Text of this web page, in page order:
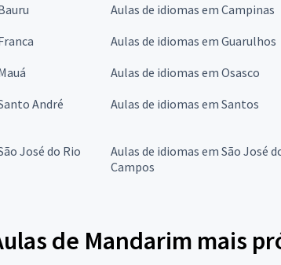
Aulas de idiomas em Campinas
Aulas de idiomas em Guarulhos
Aulas de idiomas em Osasco
André
Aulas de idiomas em Santos
José do Rio
Aulas de idiomas em São José
Campos
de Mandarim mais